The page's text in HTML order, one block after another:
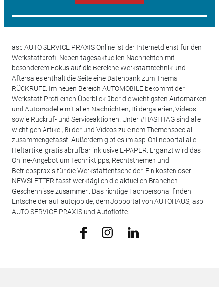
asp AUTO SERVICE PRAXIS Online ist der Internetdienst für den
Werkstattprofi. Neben tagesaktuellen Nachrichten mit
besonderem Fokus auf die Bereiche Werkstatttechnik und
Aftersales enthält die Seite eine Datenbank zum Thema
RÜCKRUFE. Im neuen Bereich AUTOMOBILE bekommt der
Werkstatt-Profi einen Überblick über die wichtigsten Automarken
und Automodelle mit allen Nachrichten, Bildergalerien, Videos
sowie Rückruf- und Serviceaktionen. Unter #HASHTAG sind alle
wichtigen Artikel, Bilder und Videos zu einem Themenspecial
zusammengefasst. Außerdem gibt es im asp-Onlineportal alle
Heftartikel gratis abrufbar inklusive E-PAPER. Ergänzt wird das
Online-Angebot um Techniktipps, Rechtsthemen und
Betriebspraxis für die Werkstattentscheider. Ein kostenloser
NEWSLETTER fasst werktäglich die aktuellen Branchen-
Geschehnisse zusammen. Das richtige Fachpersonal finden
Entscheider auf autojob.de, dem Jobportal von AUTOHAUS, asp
AUTO SERVICE PRAXIS und Autoflotte.